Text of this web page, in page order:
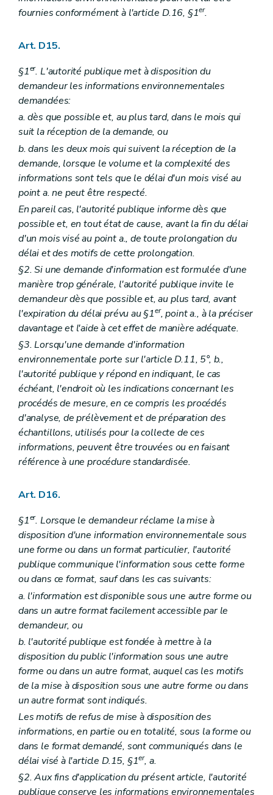
Art. R 105
Protocoles d'analyse – AGW du 5 décembre 2008, art. 1
Chapitre IV Modalités relatives à la transaction – AGW du 5 décembre 2008, art. 1
Art. R 110
Art. R 109
Art. R 111
Art.R 112
Art.R 112bis
Art. R 113
Chapitre V Modalités relatives aux amendes administratives – AGW du 5 décembre 2008, art. 1
Art. R 114
Art. R 115
Chapitre VI Fonds pour la protection de l'environnement, section incivilités environnementales – AGW du 5 décembre 2008, art. 1
Art. R 116
Annexe
Annexe
Annexe
fournies conformément à l'article D.16, §1er.
Art. D15.
§1er. L'autorité publique met à disposition du
demandeur les informations environnementales
demandées:
a. dès que possible et, au plus tard, dans le mois qui
suit la réception de la demande, ou
b. dans les deux mois qui suivent la réception de la
demande, lorsque le volume et la complexité des
informations sont tels que le délai d'un mois visé au
point a. ne peut être respecté.
En pareil cas, l'autorité publique informe dès que
possible et, en tout état de cause, avant la fin du délai
d'un mois visé au point a., de toute prolongation du
délai et des motifs de cette prolongation.
§2. Si une demande d'information est formulée d'une
manière trop générale, l'autorité publique invite le
demandeur dès que possible et, au plus tard, avant
l'expiration du délai prévu au §1er, point a., à la préciser
davantage et l'aide à cet effet de manière adéquate.
§3. Lorsqu'une demande d'information
environnementale porte sur l'article D.11, 5°, b.,
l'autorité publique y répond en indiquant, le cas
échéant, l'endroit où les indications concernant les
procédés de mesure, en ce compris les procédés
d'analyse, de prélèvement et de préparation des
échantillons, utilisés pour la collecte de ces
informations, peuvent être trouvées ou en faisant
référence à une procédure standardisée.
Art. D16.
§1er. Lorsque le demandeur réclame la mise à
disposition d'une information environnementale sous
une forme ou dans un format particulier, l'autorité
publique communique l'information sous cette forme
ou dans ce format, sauf dans les cas suivants:
a. l'information est disponible sous une autre forme ou
dans un autre format facilement accessible par le
demandeur, ou
b. l'autorité publique est fondée à mettre à la
disposition du public l'information sous une autre
forme ou dans un autre format, auquel cas les motifs
de la mise à disposition sous une autre forme ou dans
un autre format sont indiqués.
Les motifs de refus de mise à disposition des
informations, en partie ou en totalité, sous la forme ou
dans le format demandé, sont communiqués dans le
délai visé à l'article D.15, §1er, a.
§2. Aux fins d'application du présent article, l'autorité
publique conserve les informations environnementales